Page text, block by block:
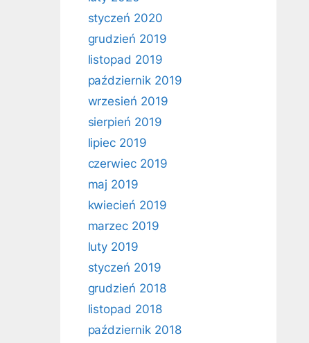
styczeń 2020
grudzień 2019
listopad 2019
październik 2019
wrzesień 2019
sierpień 2019
lipiec 2019
czerwiec 2019
maj 2019
kwiecień 2019
marzec 2019
luty 2019
styczeń 2019
grudzień 2018
listopad 2018
październik 2018